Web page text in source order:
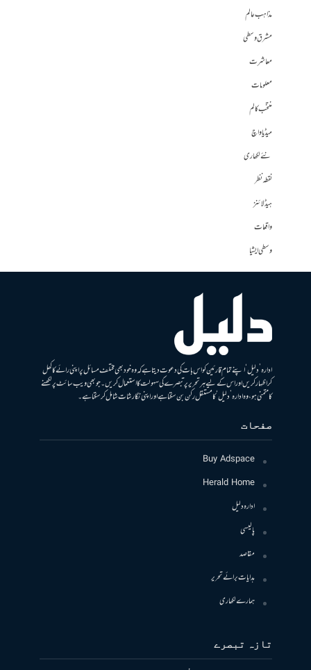
مذاہب عالم
مشرق وسطی
معاشرت
معلومات
منتخب کالم
میڈیا واچ
نئے لکھاری
نقطہ نظر
ہیڈلائنز
واقعات
وسطی ایشیا
ادارہ ’دلیل‘ اپنے تمام قارئین کو اس بات کی دعوت دیتا ہے کہ وہ خود بھی مختلف مسائل پر اپنی رائے کا کھل
کر اظہار کریں اور اس کے لیے ہر تحریر پر تبصرے کی سہولت کا استعمال کریں۔ جو بھی ویب سائٹ پر لکھنے
کا متمنی ہو، وہ ادارہ ’دلیل‘ کا مستقل رکن بن سکتا ہے اور اپنی نگارشات شامل کرسکتا ہے۔
صفحات
Buy Adspace
Herald Home
ادارہ دلیل
پالیسی
مقاصد
ہدایات برائے تحریر
ہمارے لکھاری
تازہ تبصرے